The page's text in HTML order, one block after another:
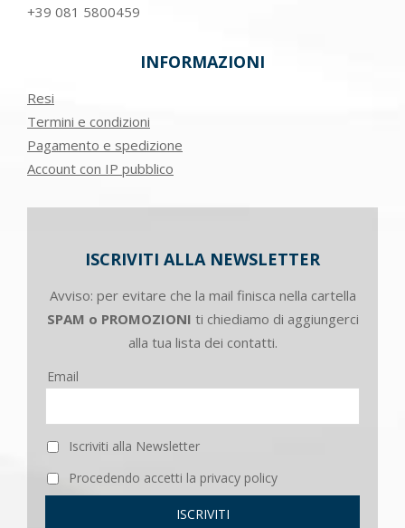
+39 081 5800459
INFORMAZIONI
Resi
Termini e condizioni
Pagamento e spedizione
Account con IP pubblico
ISCRIVITI ALLA NEWSLETTER
Avviso: per evitare che la mail finisca nella cartella
SPAM o PROMOZIONI ti chiediamo di aggiungerci
alla tua lista dei contatti.
Email
Iscriviti alla Newsletter
Procedendo accetti la privacy policy